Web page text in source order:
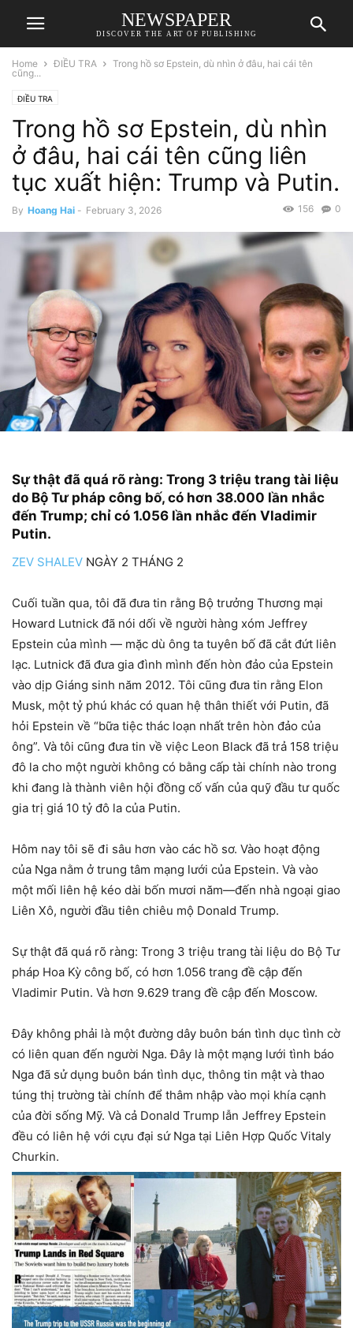
NEWSPAPER
DISCOVER THE ART OF PUBLISHING
Home ĐIỀU TRA
Trong hồ sơ Epstein, dù nhìn ở đâu, hai cái tên
cũng...
ĐIỀU TRA
Trong hồ sơ Epstein, dù nhìn
ở đâu, hai cái tên cũng liên
tục xuất hiện: Trump và Putin.
By Hoang Hai - February 3, 2026 0
156
Sự thật đã quá rõ ràng: Trong 3 triệu trang tài liệu
do Bộ Tư pháp công bố, có hơn 38.000 lần nhắc
đến Trump; chỉ có 1.056 lần nhắc đến Vladimir
Putin.
ZEV SHALEV NGÀY 2 THÁNG 2
Cuối tuần qua, tôi đã đưa tin rằng Bộ trưởng Thương mại
Howard Lutnick đã nói dối về người hàng xóm Jeffrey
Epstein của mình — mặc dù ông ta tuyên bố đã cắt đứt liên
lạc. Lutnick đã đưa gia đình mình đến hòn đảo của Epstein
vào dịp Giáng sinh năm 2012. Tôi cũng đưa tin rằng Elon
Musk, một tỷ phú khác có quan hệ thân thiết với Putin, đã
hỏi Epstein về “bữa tiệc thác loạn nhất trên hòn đảo của
ông”. Và tôi cũng đưa tin về việc Leon Black đã trả 158 triệu
đô la cho một người không có bằng cấp tài chính nào trong
khi đang là thành viên hội đồng cố vấn của quỹ đầu tư quốc
gia trị giá 10 tỷ đô la của Putin.
Hôm nay tôi sẽ đi sâu hơn vào các hồ sơ. Vào hoạt động
của Nga nằm ở trung tâm mạng lưới của Epstein. Và vào
một mối liên hệ kéo dài bốn mươi năm—đến nhà ngoại giao
Liên Xô, người đầu tiên chiêu mộ Donald Trump.
Sự thật đã quá rõ ràng: Trong 3 triệu trang tài liệu do Bộ Tư
pháp Hoa Kỳ công bố, có hơn 1.056 trang đề cập đến
Vladimir Putin. Và hơn 9.629 trang đề cập đến Moscow.
Đây không phải là một đường dây buôn bán tình dục tình cờ
có liên quan đến người Nga. Đây là một mạng lưới tình báo
Nga đã sử dụng buôn bán tình dục, thông tin mật và thao
túng thị trường tài chính để thâm nhập vào mọi khía cạnh
của đời sống Mỹ. Và cả Donald Trump lẫn Jeffrey Epstein
đều có liên hệ với cựu đại sứ Nga tại Liên Hợp Quốc Vitaly
Churkin.